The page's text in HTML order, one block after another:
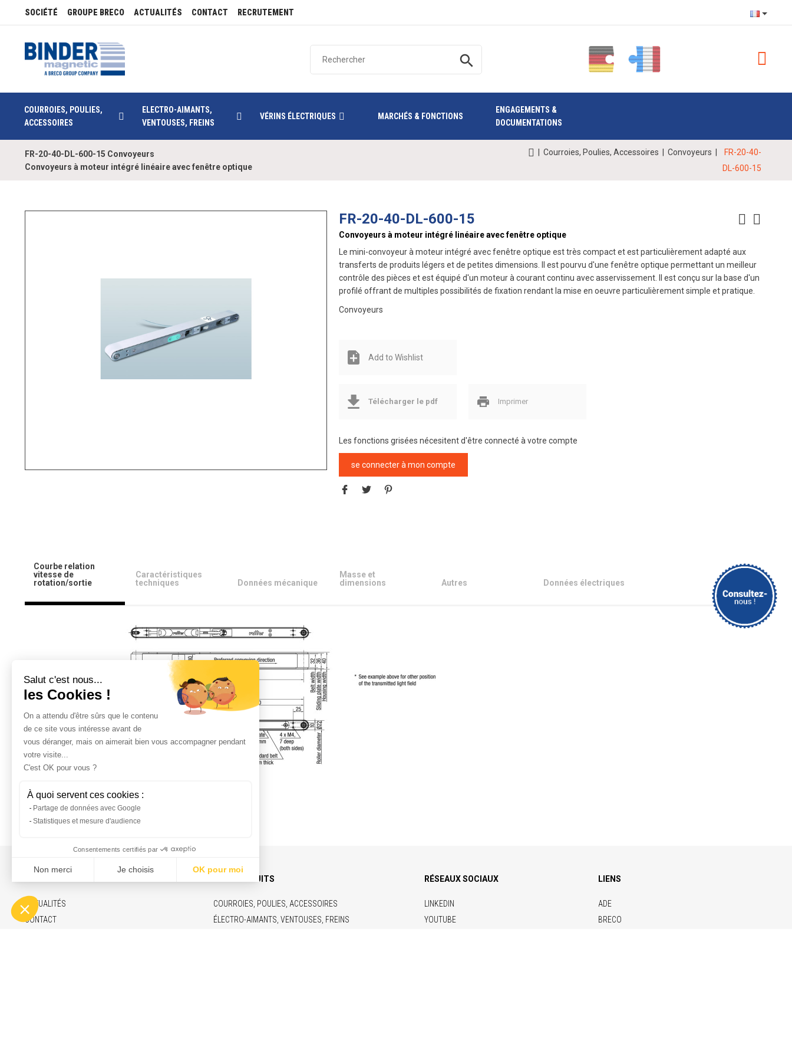
search
SOCIÉTÉ GROUPE BRECO ACTUALITÉS CONTACT RECRUTEMENT
COURROIES, POULIES,
ACCESSOIRES
ELECTRO-AIMANTS,
VENTOUSES, FREINS
VÉRINS ÉLECTRIQUES MARCHÉS & FONCTIONS
ENGAGEMENTS &
DOCUMENTATIONS
FR-20-40-DL-600-15 Convoyeurs
Convoyeurs à moteur intégré linéaire avec fenêtre optique
Courroies, Poulies, Accessoires Convoyeurs
FR-20-40-
DL-600-15
FR-20-40-DL-600-15
Convoyeurs à moteur intégré linéaire avec fenêtre optique
Le mini-convoyeur à moteur intégré avec fenêtre optique est très compact et est particulièrement adapté aux
transferts de produits légers et de petites dimensions. Il est pourvu d'une fenêtre optique permettant un meilleur
contrôle des pièces et est équipé d'un moteur à courant continu avec asservissement. Il est conçu sur la base d'un
profilé offrant de multiples possibilités de fixation rendant la mise en oeuvre particulièrement simple et pratique.
Convoyeurs
Add to Wishlist
Télécharger le pdf Imprimer
Les fonctions grisées nécesitent d'être connecté à votre compte
se connecter à mon compte
Courbe relation
vitesse de
rotation/sortie
Caractéristiques
techniques
Données mécanique
Masse et
dimensions
Autres Données électriques
ACTUALITÉS
CONTACT
NOS PRODUITS
COURROIES, POULIES, ACCESSOIRES
ÉLECTRO-AIMANTS, VENTOUSES, FREINS
RÉSEAUX SOCIAUX
LINKEDIN
YOUTUBE
LIENS
ADE
BRECO